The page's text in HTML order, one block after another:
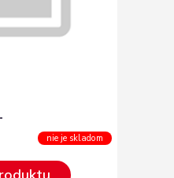
nie je skladom